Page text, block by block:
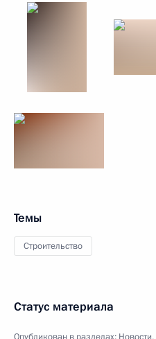
Темы
Строительство
Статус материала